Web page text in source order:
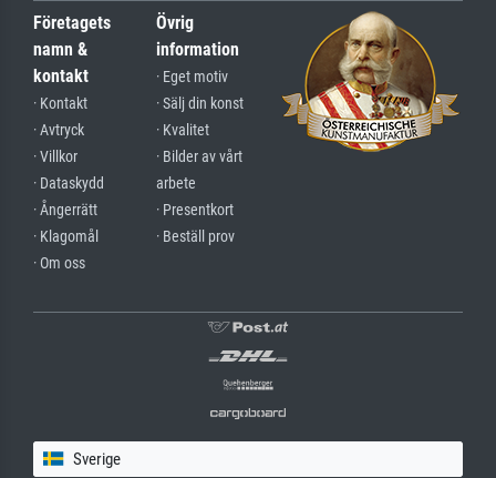
Företagets
namn &
kontakt
· Kontakt
· Avtryck
· Villkor
· Dataskydd
· Ångerrätt
· Klagomål
· Om oss
Övrig
information
· Eget motiv
· Sälj din konst
· Kvalitet
· Bilder av vårt
arbete
· Presentkort
· Beställ prov
Sverige